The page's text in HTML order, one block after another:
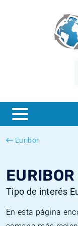
Euribor
Tipo de interés
En esta página
ESTER
SONIA
¿Qué es la inflación
¿Qué es la inflación
Inflación Español -
Inflación
Euribor - histórico
SOFR - histórico
TONAR - histórico
Calculadora de